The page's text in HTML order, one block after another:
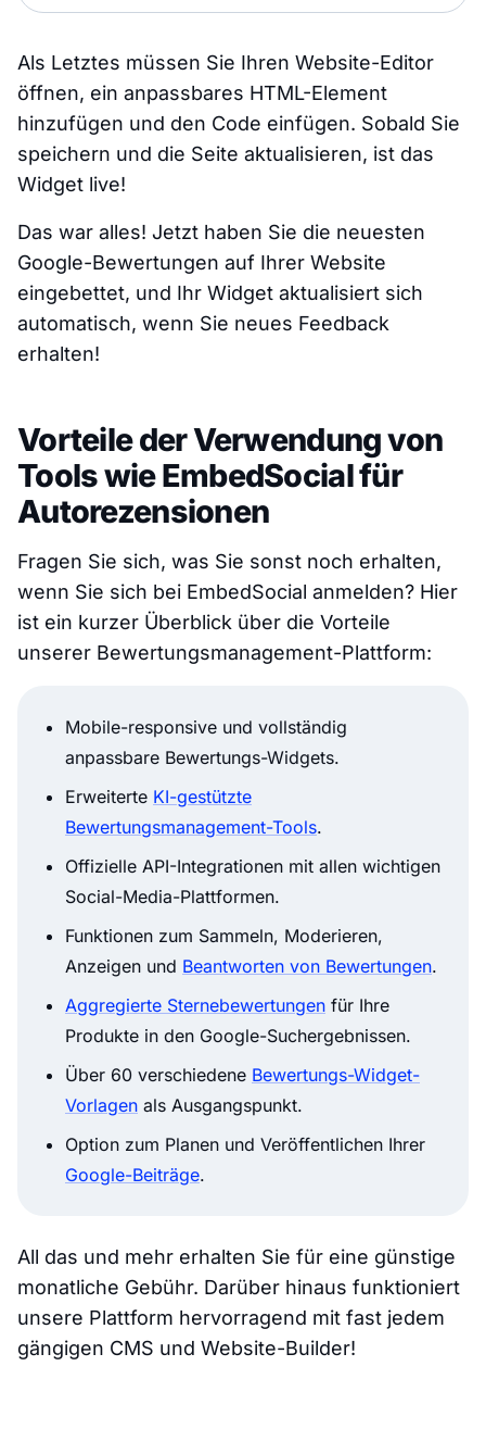
Als Letztes müssen Sie Ihren Website-Editor
öffnen, ein anpassbares HTML-Element
hinzufügen und den Code einfügen. Sobald Sie
speichern und die Seite aktualisieren, ist das
Widget live!
Das war alles! Jetzt haben Sie die neuesten
Google-Bewertungen auf Ihrer Website
eingebettet, und Ihr Widget aktualisiert sich
automatisch, wenn Sie neues Feedback
erhalten!
Vorteile der Verwendung von
Tools wie EmbedSocial für
Autorezensionen
Fragen Sie sich, was Sie sonst noch erhalten,
wenn Sie sich bei EmbedSocial anmelden? Hier
ist ein kurzer Überblick über die Vorteile
unserer Bewertungsmanagement-Plattform:
Mobile-responsive und vollständig
anpassbare Bewertungs-Widgets.
Erweiterte KI-gestützte
Bewertungsmanagement-Tools.
Offizielle API-Integrationen mit allen wichtigen
Social-Media-Plattformen.
Funktionen zum Sammeln, Moderieren,
Anzeigen und Beantworten von Bewertungen.
Aggregierte Sternebewertungen für Ihre
Produkte in den Google-Suchergebnissen.
Über 60 verschiedene Bewertungs-Widget-
Vorlagen als Ausgangspunkt.
Option zum Planen und Veröffentlichen Ihrer
Google-Beiträge.
All das und mehr erhalten Sie für eine günstige
monatliche Gebühr. Darüber hinaus funktioniert
unsere Plattform hervorragend mit fast jedem
gängigen CMS und Website-Builder!